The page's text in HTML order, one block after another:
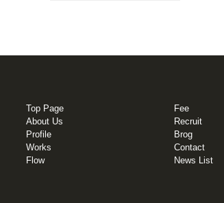
Top Page
About Us
Profile
Works
Flow
Fee
Recruit
Brog
Contact
News List